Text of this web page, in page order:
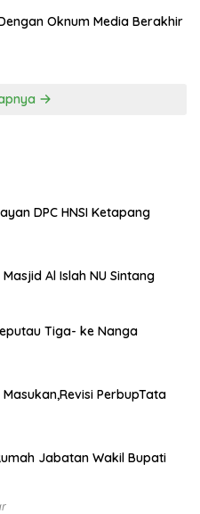
Oknum Media Berakhir
DPC HNSI Ketapang
Al Islah NU Sintang
Tiga- ke Nanga
PerbupTata
Jabatan Wakil Bupati